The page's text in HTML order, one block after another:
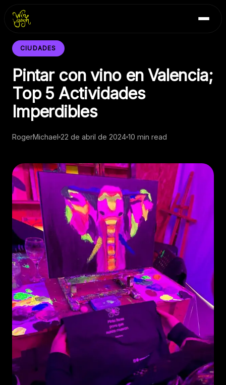
Inicio
Blog
Contacto
CIUDADES
Pintar con vino en Valencia;
Top 5 Actividades
Imperdibles
RogerMichael 22 de abril de 2024 10 min read